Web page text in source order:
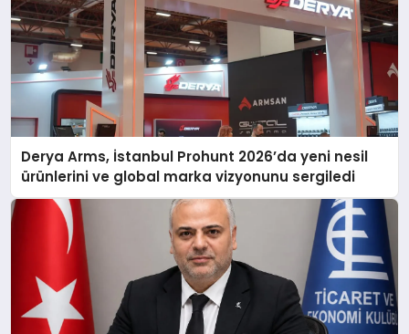
Derya Arms, İstanbul Prohunt 2026’da yeni nesil
ürünlerini ve global marka vizyonunu sergiledi